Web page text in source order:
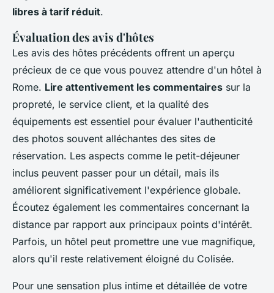
libres à tarif réduit.
Évaluation des avis d'hôtes
Les avis des hôtes précédents offrent un aperçu
précieux de ce que vous pouvez attendre d'un hôtel à
Rome. Lire attentivement les commentaires sur la
propreté, le service client, et la qualité des
équipements est essentiel pour évaluer l'authenticité
des photos souvent alléchantes des sites de
réservation. Les aspects comme le petit-déjeuner
inclus peuvent passer pour un détail, mais ils
améliorent significativement l'expérience globale.
Écoutez également les commentaires concernant la
distance par rapport aux principaux points d'intérêt.
Parfois, un hôtel peut promettre une vue magnifique,
alors qu'il reste relativement éloigné du Colisée.
Pour une sensation plus intime et détaillée de votre